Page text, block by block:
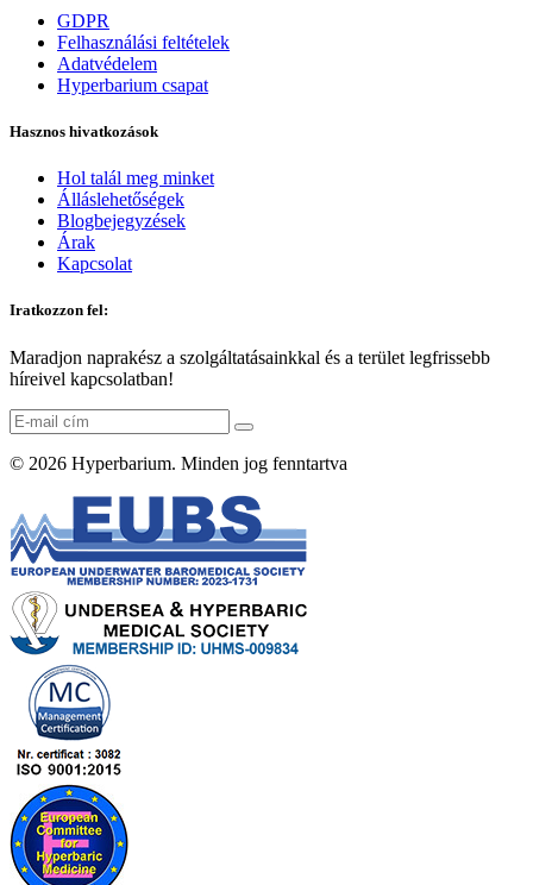
GDPR
Felhasználási feltételek
Adatvédelem
Hyperbarium csapat
Hasznos hivatkozások
Hol talál meg minket
Álláslehetőségek
Blogbejegyzések
Árak
Kapcsolat
Iratkozzon fel:
Maradjon naprakész a szolgáltatásainkkal és a terület legfrissebb
híreivel kapcsolatban!
© 2026 Hyperbarium. Minden jog fenntartva